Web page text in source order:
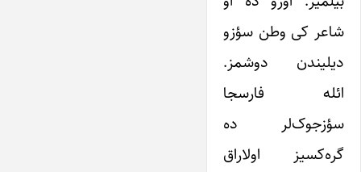
شاعر کی وطن سؤزو
دیلیندن دوشمز.
ائله فارسجا
سؤزجوک‌‌‌‌‌لر ده
گره‌‌‌‌‌کسیز اولاراق